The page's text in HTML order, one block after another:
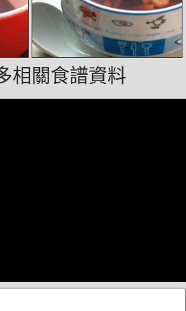
相關食譜資料